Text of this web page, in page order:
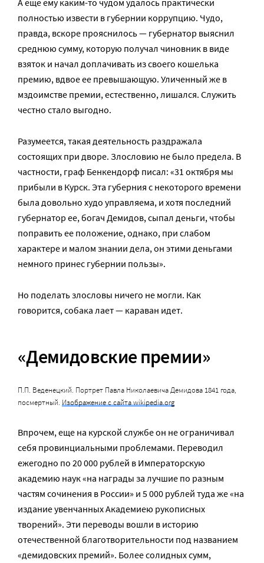
полностью извести в губернии коррупцию. Чудо,
правда, вскоре прояснилось — губернатор выяснил
среднюю сумму, которую получал чиновник в виде
взяток и начал доплачивать из своего кошелька
премию, вдвое ее превышающую. Уличенный же в
мздоимстве премии, естественно, лишался. Служить
честно стало выгодно.
Разумеется, такая деятельность раздражала
состоящих при дворе. Злословию не было предела. В
частности, граф Бенкендорф писал: «31 октября мы
прибыли в Курск. Эта губерния с некоторого времени
была довольно худо управляема, и хотя последний
губернатор ее, богач Демидов, сыпал деньги, чтобы
поправить ее положение, однако, при слабом
характере и малом знании дела, он этими деньгами
немного принес губернии пользы».
Но поделать злословы ничего не могли. Как
говорится, собака лает — караван идет.
«Демидовские премии»
П.П. Веденецкий. Портрет Павла Николаевича Демидова 1841 года,
посмертный. Изображение с сайта wikipedia.org
Впрочем, еще на курской службе он не ограничивал
себя провинциальными проблемами. Переводил
ежегодно по 20 000 рублей в Императорскую
академию наук «на награды за лучшие по разным
частям сочинения в России» и 5 000 рублей туда же «на
издание увенчанных Академиею рукописных
творений». Эти переводы вошли в историю
отечественной благотворительности под названием
«демидовских премий». Более солидных сумм,